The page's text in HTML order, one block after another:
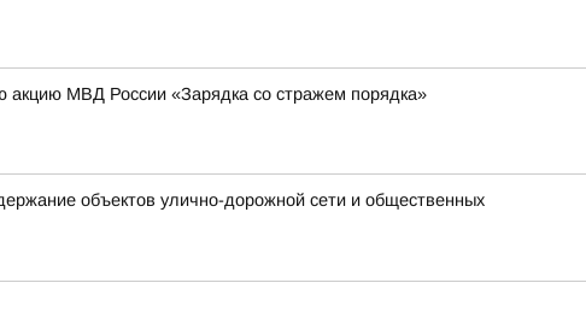
акцию МВД России «Зарядка со стражем порядка»
объектов улично-дорожной сети и общественных